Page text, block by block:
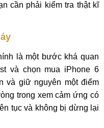
cần phải kiểm tra thật kĩ
là một bước khá quan
và chọn mua iPhone 6
và giữ nguyên một điểm
trong xem cảm ứng có
tục và không bị dừng lại